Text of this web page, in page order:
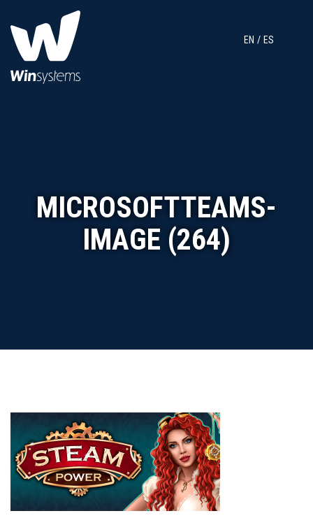
EN ES
MICROSOFTTEAMS-
IMAGE (264)